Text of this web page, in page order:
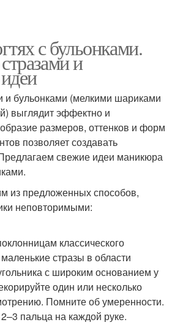
с бульонками.
и
и бульонками (мелкими шариками
выглядит эффектно и
размеров, оттенков и форм
позволяет создавать
свежие идеи маникюра
из предложенных способов,
неповторимыми:
классического
стразы в области
с широким основанием у
один или несколько
Помните об умеренности.
пальца на каждой руке.